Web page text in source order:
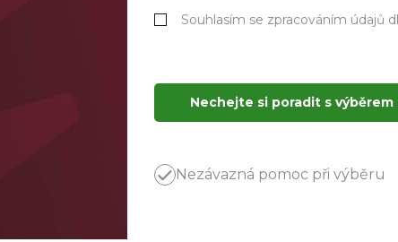
Souhlasím se zpracováním údajů
Nechejte si poradit s výběrem
Nezávazná pomoc při výběru